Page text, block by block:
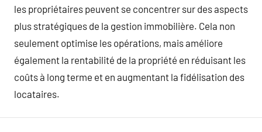
les propriétaires peuvent se concentrer sur des aspects
plus stratégiques de la gestion immobilière. Cela non
seulement optimise les opérations, mais améliore
également la rentabilité de la propriété en réduisant les
coûts à long terme et en augmentant la fidélisation des
locataires.